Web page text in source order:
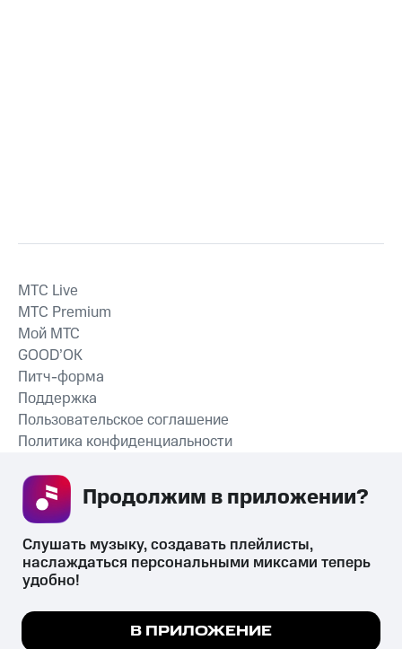
СКАЧАТЬ ПРИЛОЖЕНИЕ
MTС Live
MTС Premium
Мой МТС
GOOD’OK
Питч-форма
Поддержка
Пользовательское соглашение
Политика конфиденциальности
психотропных веществ, их аналогов причиняет вред здоровью,
их незаконный оборот запрещён и влечёт установленную
Мы используем куки, чтобы на сайте все
Подробнее
Слушать музыку, создавать плейлисты,
наслаждаться персональными миксами теперь
удобно!
В ПРИЛОЖЕНИЕ